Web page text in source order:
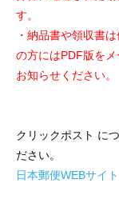
す。
・納品書や領収書
の方にはPDF版を
お知らせください。
クリックポスト に
ださい。
日本郵便WEBサイト